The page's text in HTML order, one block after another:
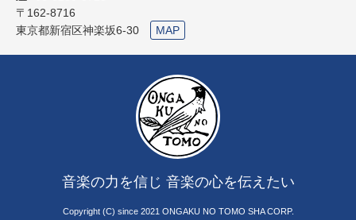
〒162-8716
東京都新宿区神楽坂6-30
MAP
音楽の力を信じ 音楽の心を伝えたい
Copyright (C) since 2021 ONGAKU NO TOMO SHA CORP.